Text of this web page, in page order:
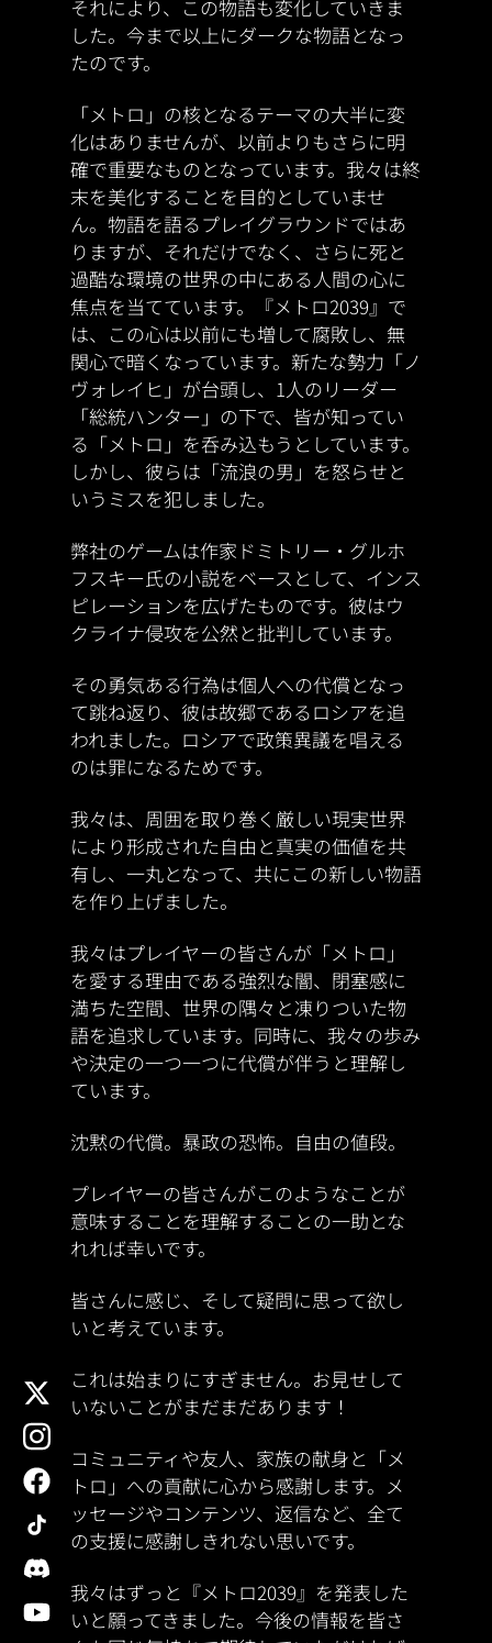
x
instagram
facebook
tiktok
discord
youtube
それにより、この物語も変化していきま
した。今まで以上にダークな物語となっ
たのです。
「メトロ」の核となるテーマの大半に変
化はありませんが、以前よりもさらに明
確で重要なものとなっています。我々は終
末を美化することを目的としていませ
ん。物語を語るプレイグラウンドではあ
りますが、それだけでなく、さらに死と
過酷な環境の世界の中にある人間の心に
焦点を当てています。『メトロ2039』で
は、この心は以前にも増して腐敗し、無
関心で暗くなっています。新たな勢力「ノ
ヴォレイヒ」が台頭し、1人のリーダー
「総統ハンター」の下で、皆が知ってい
る「メトロ」を呑み込もうとしています。
しかし、彼らは「流浪の男」を怒らせと
いうミスを犯しました。
弊社のゲームは作家ドミトリー・グルホ
フスキー氏の小説をベースとして、インス
ピレーションを広げたものです。彼はウ
クライナ侵攻を公然と批判しています。
その勇気ある行為は個人への代償となっ
て跳ね返り、彼は故郷であるロシアを追
われました。ロシアで政策異議を唱える
のは罪になるためです。
我々は、周囲を取り巻く厳しい現実世界
により形成された自由と真実の価値を共
有し、一丸となって、共にこの新しい物語
を作り上げました。
我々はプレイヤーの皆さんが「メトロ」
を愛する理由である強烈な闇、閉塞感に
満ちた空間、世界の隅々と凍りついた物
語を追求しています。同時に、我々の歩み
や決定の一つ一つに代償が伴うと理解し
ています。
沈黙の代償。暴政の恐怖。自由の値段。
プレイヤーの皆さんがこのようなことが
意味することを理解することの一助とな
れれば幸いです。
皆さんに感じ、そして疑問に思って欲し
いと考えています。
これは始まりにすぎません。お見せして
いないことがまだまだあります！
コミュニティや友人、家族の献身と「メ
トロ」への貢献に心から感謝します。メ
ッセージやコンテンツ、返信など、全て
の支援に感謝しきれない思いです。
我々はずっと『メトロ2039』を発表した
いと願ってきました。今後の情報を皆さ